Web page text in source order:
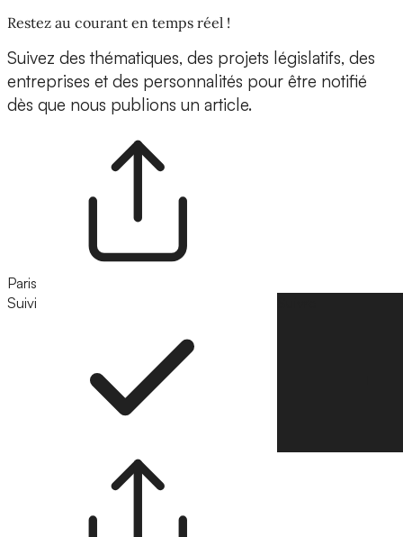
Restez au courant en temps réel !
Suivez des thématiques, des projets législatifs, des
entreprises et des personnalités pour être notifié
dès que nous publions un article.
Paris
Suivi